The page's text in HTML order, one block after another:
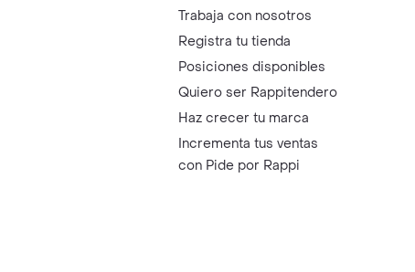
Trabaja con nosotros
Registra tu tienda
Posiciones disponibles
Quiero ser Rappitendero
Haz crecer tu marca
Incrementa tus ventas
con Pide por Rappi